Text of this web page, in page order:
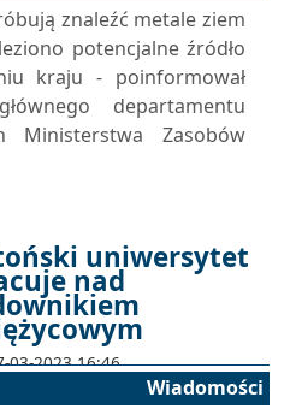
znaleźć metale ziem
potencjalne źródło
kraju - poinformował
departamentu
Ministerstwa Zasobów
uniwersytet
nad
03-2023 16:46
Wiadomości